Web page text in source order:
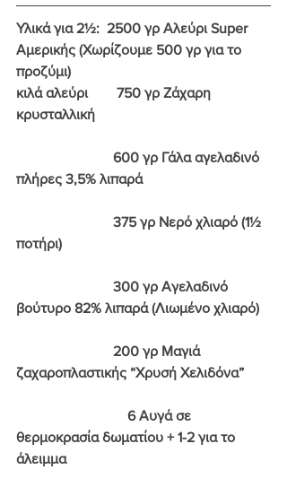
Υλικά για 2½:
  2500 γρ Αλεύρι Super
Αμερικής (Χωρίζουμε 500 γρ για το
προζύμι)
κιλά αλεύρι
       750 γρ Ζάχαρη
κρυσταλλική
πλήρες 3,5% λιπαρά
ποτήρι)
βούτυρο 82% λιπαρά (Λιωμένο χλιαρό)
ζαχαροπλαστικής “Χρυσή Χελιδόνα”
θερμοκρασία δωματίου + 1-2 για το
άλειμμα